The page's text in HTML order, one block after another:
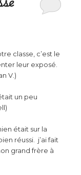
classe, c’est le
leur exposé.
V.)
un peu
était sur la
réussi. j’ai fait
grand frère à